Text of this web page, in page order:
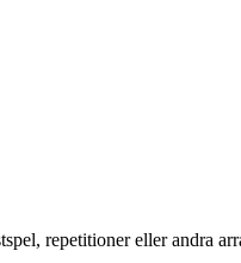
repetitioner eller andra